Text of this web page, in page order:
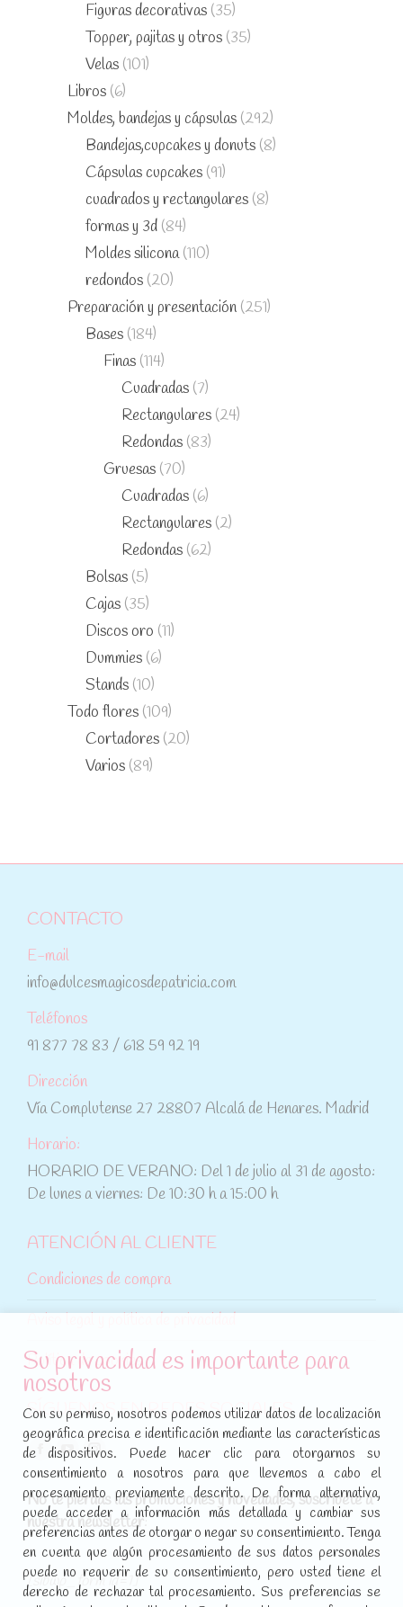
Figuras decorativas (35)
Topper, pajitas y otros (35)
Velas (101)
Libros (6)
Moldes, bandejas y cápsulas (292)
Bandejas,cupcakes y donuts (8)
Cápsulas cupcakes (91)
cuadrados y rectangulares (8)
formas y 3d (84)
Moldes silicona (110)
redondos (20)
Preparación y presentación (251)
Bases (184)
Finas (114)
Cuadradas (7)
Rectangulares (24)
Redondas (83)
Gruesas (70)
Cuadradas (6)
Rectangulares (2)
Redondas (62)
Bolsas (5)
Cajas (35)
Discos oro (11)
Dummies (6)
Stands (10)
Todo flores (109)
Cortadores (20)
Varios (89)
CONTACTO
E-mail
info@dulcesmagicosdepatricia.com
Teléfonos
91 877 78 83 / 618 59 92 19
Dirección
Vía Complutense 27 28807 Alcalá de Henares. Madrid
Horario:
HORARIO DE VERANO: Del 1 de julio al 31 de agosto:
De lunes a viernes: De 10:30 h a 15:00 h
ATENCIÓN AL CLIENTE
Condiciones de compra
Política de cookies
SÍGUENOS EN REDES SOCIALES
Encuéntranos en:
Facebook
page
opens
in
new
window
YouTube
page
opens
in
new
window
Instagram
page
opens
in
new
window
No te pierdas las promociones y novedades, suscríbete a
nuestra newsletter:
[sibwp_form id=1]
Su privacidad es importante para
nosotros
Con su permiso, nosotros podemos utilizar datos de localización
geográfica precisa e identificación mediante las características
de dispositivos. Puede hacer clic para otorgarnos su
consentimiento a nosotros para que llevemos a cabo el
procesamiento previamente descrito. De forma alternativa,
puede acceder a información más detallada y cambiar sus
preferencias antes de otorgar o negar su consentimiento. Tenga
en cuenta que algún procesamiento de sus datos personales
puede no requerir de su consentimiento, pero usted tiene el
derecho de rechazar tal procesamiento. Sus preferencias se